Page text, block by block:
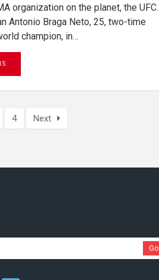
organization on the planet, the UFC.
Antonio Braga Neto, 25, two-time
champion, in…
4 Next
Go